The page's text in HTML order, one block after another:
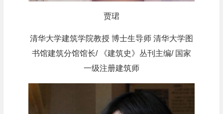
贾珺
清华大学建筑学院教授 博士生导师 清华大学图
书馆建筑分馆馆长/ 《建筑史》丛刊主编/ 国家
一级注册建筑师